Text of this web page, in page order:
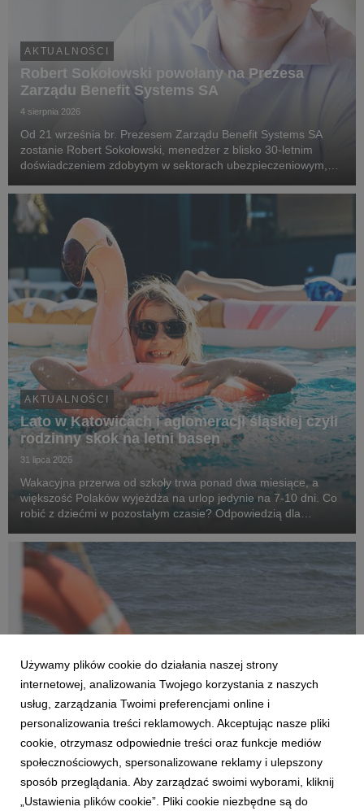
AKTUALNOŚCI
Robert Sokołowski powołany na Prezesa
Zarządu Benefit Systems SA
4 sierpnia 2026
Od 21 września br. Prezesem Zarządu Benefit Systems SA
zostanie Robert Sokołowski, menedżer z blisko 30-letnim
doświadczeniem zdobytym w sektorach ubezpieczeniowym,
strategicznego. Robert Sokołowski specjalizuje się w tran...
AKTUALNOŚCI
Lato w Katowicach i aglomeracji śląskiej czyli
rodzinny skok na letni basen
31 lipca 2026
Wakacyjna przerwa od szkoły trwa ponad dwa miesiące, a
większość Polaków wyjeżdża na urlop jedynie na 7-10 dni. Co
robić z dziećmi w pozostałym czasie? Odpowiedzią dla
basenach i kąpieliskach - od Katowic, przez obiekty...
AKTUALNOŚCI
Co trzeci dorosły Polak nie wie, jak pomóc
dziecku w sytuacji zagrożenia. Eksperci
ostrzegają po tragicznej serii utonięć
15 lipca 2026
Używamy plików cookie do działania naszej strony
internetowej, analizowania Twojego korzystania z naszych
usług, zarządzania Twoimi preferencjami online i
personalizowania treści reklamowych. Akceptując nasze pliki
cookie, otrzymasz odpowiednie treści oraz funkcje mediów
społecznościowych, spersonalizowane reklamy i ulepszony
sposób przeglądania. Aby zarządzać swoimi wyborami, kliknij
„Ustawienia plików cookie”. Pliki cookie niezbędne są do